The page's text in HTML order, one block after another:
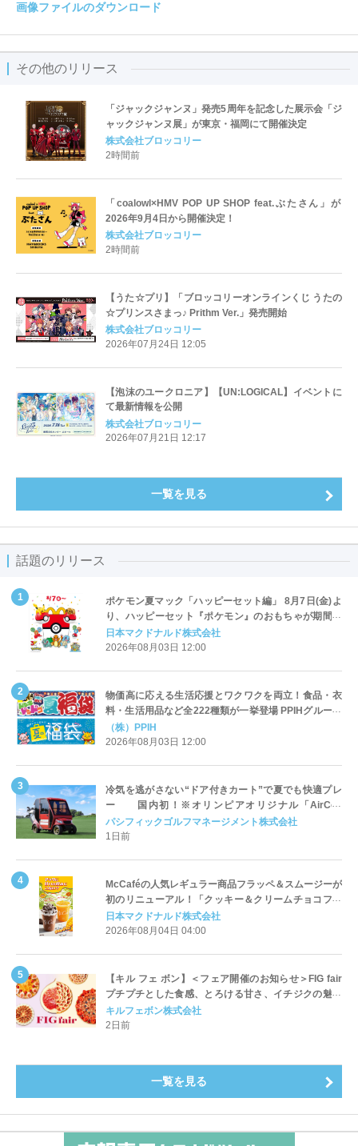
画像ファイルのダウンロード
その他のリリース
「ジャックジャンヌ」発売5周年を記念した展示会「ジ
ャックジャンヌ展」が東京・福岡にて開催決定
株式会社ブロッコリー
2時間前
「coalowl×HMV POP UP SHOP feat.ぶたさん」が
2026年9月4日から開催決定！
株式会社ブロッコリー
2時間前
【うた☆プリ】「ブロッコリーオンラインくじ うたの
☆プリンスさまっ♪ Prithm Ver.」発売開始
株式会社ブロッコリー
2026年07月24日 12:05
【泡沫のユークロニア】【UN:LOGICAL】イベントに
て最新情報を公開
株式会社ブロッコリー
2026年07月21日 12:17
一覧を見る
話題のリリース
ポケモン夏マック「ハッピーセット編」 8月7日(金)よ
り、ハッピーセット『ポケモン』のおもちゃが期間限
定登場
日本マクドナルド株式会社
2026年08月03日 12:00
物価高に応える生活応援とワクワクを両立！食品・衣
料・生活用品など全222種類が一挙登場 PPIHグループ
「夏福袋」＆セール 8月6日(木)より順次スタート
（株）PPIH
2026年08月03日 12:00
冷気を逃がさない“ドア付きカート”で夏でも快適プレ
ー 国内初！※オリンピアオリジナル「AirCon
Cart（エアコンカート）」導入 | ＰＧＭ
パシフィックゴルフマネージメント株式会社
1日前
McCaféの人気レギュラー商品フラッペ＆スムージーが
初のリニューアル！「クッキー＆クリームチョコフラ
ッペ」「マンゴースムージー」8月5日（水）から販売
開始
日本マクドナルド株式会社
2026年08月04日 04:00
【キル フェ ボン】＜フェア開催のお知らせ＞FIG fair
プチプチとした食感、とろける甘さ、イチジクの魅力
をたっぷりと。新作を含め、イチジク尽くしの全4種が
登場8月20日（木）スタート
キルフェボン株式会社
2日前
一覧を見る